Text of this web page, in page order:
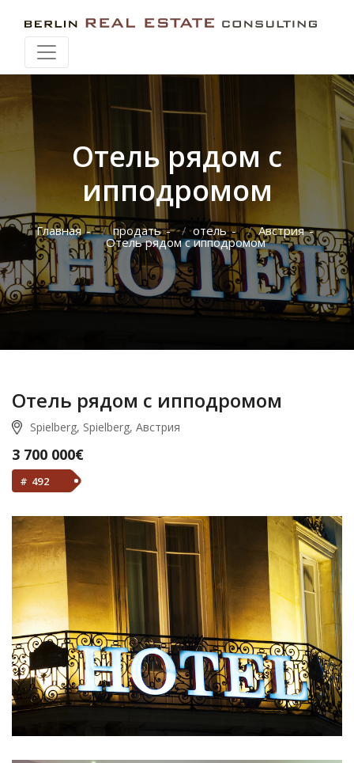
Отель рядом с
ипподромом
Главная продать отель Австрия
Отель рядом с ипподромом
Отель рядом с ипподромом
Spielberg, Spielberg, Австрия
3 700 000€
# 492
Искать при перемещении карты